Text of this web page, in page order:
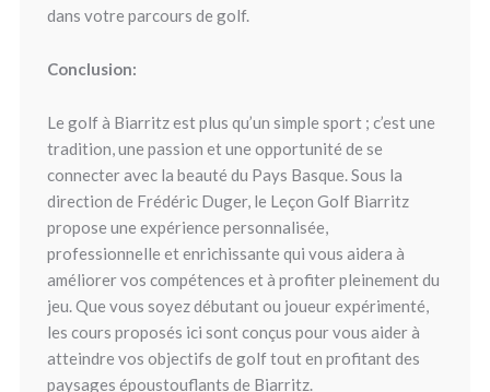
dans votre parcours de golf.
Conclusion:
Le golf à Biarritz est plus qu’un simple sport ; c’est une
tradition, une passion et une opportunité de se
connecter avec la beauté du Pays Basque. Sous la
direction de Frédéric Duger, le Leçon Golf Biarritz
propose une expérience personnalisée,
professionnelle et enrichissante qui vous aidera à
améliorer vos compétences et à profiter pleinement du
jeu. Que vous soyez débutant ou joueur expérimenté,
les cours proposés ici sont conçus pour vous aider à
atteindre vos objectifs de golf tout en profitant des
paysages époustouflants de Biarritz.